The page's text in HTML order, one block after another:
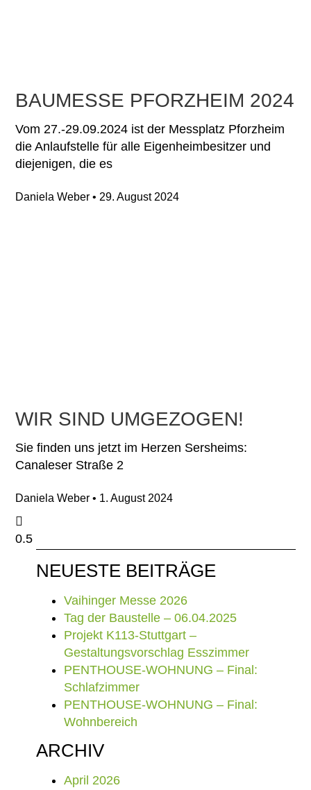
BAUMESSE PFORZHEIM 2024
Vom 27.-29.09.2024 ist der Messplatz Pforzheim
die Anlaufstelle für alle Eigenheimbesitzer und
diejenigen, die es
Daniela Weber 29. August 2024
WIR SIND UMGEZOGEN!
Sie finden uns jetzt im Herzen Sersheims:
Canaleser Straße 2
Daniela Weber 1. August 2024
NEUESTE BEITRÄGE
Vaihinger Messe 2026
Tag der Baustelle – 06.04.2025
Projekt K113-Stuttgart –
Gestaltungsvorschlag Esszimmer
PENTHOUSE-WOHNUNG – Final:
Schlafzimmer
PENTHOUSE-WOHNUNG – Final:
Wohnbereich
ARCHIV
April 2026